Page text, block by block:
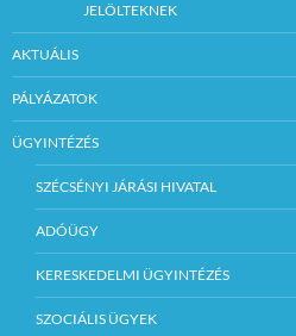
JELÖLTEKNEK
AKTUÁLIS
PÁLYÁZATOK
ÜGYINTÉZÉS
SZÉCSÉNYI JÁRÁSI HIVATAL
ADÓÜGY
KERESKEDELMI ÜGYINTÉZÉS
SZOCIÁLIS ÜGYEK